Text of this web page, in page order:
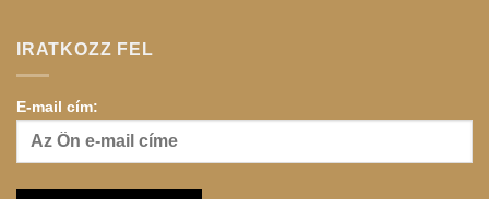
IRATKOZZ FEL
E-mail cím: